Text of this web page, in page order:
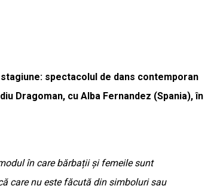
spectacolul de dans contemporan
Dragoman, cu Alba Fernandez (Spania), în
în care bărbații și femeile sunt
care nu este făcută din simboluri sau